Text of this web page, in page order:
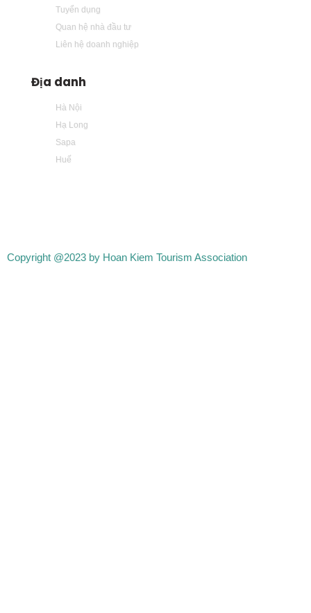
Tuyển dụng
Quan hệ nhà đầu tư
Liên hệ doanh nghiệp
Địa danh
Hà Nội
Hạ Long
Sapa
Huế
Copyright @2023 by Hoan Kiem Tourism Association